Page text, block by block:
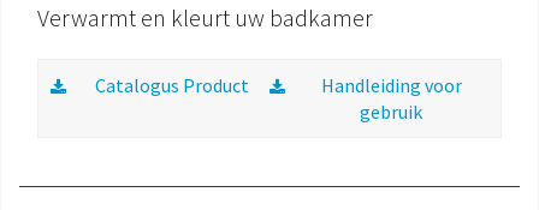
Verwarmt en kleurt uw badkamer
Catalogus Product
Handleiding voor
gebruik